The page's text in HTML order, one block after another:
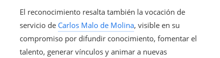
El reconocimiento resalta también la vocación de
servicio de Carlos Malo de Molina, visible en su
compromiso por difundir conocimiento, fomentar el
talento, generar vínculos y animar a nuevas